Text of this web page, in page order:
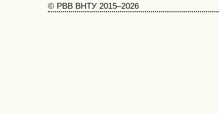
© РВВ ВНТУ 2015–2026